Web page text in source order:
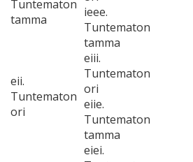
Tuntematon
tamma
ieee.
Tuntematon
tamma
eii.
Tuntematon
ori
eiii.
Tuntematon
ori
eiie.
Tuntematon
tamma
eiei.